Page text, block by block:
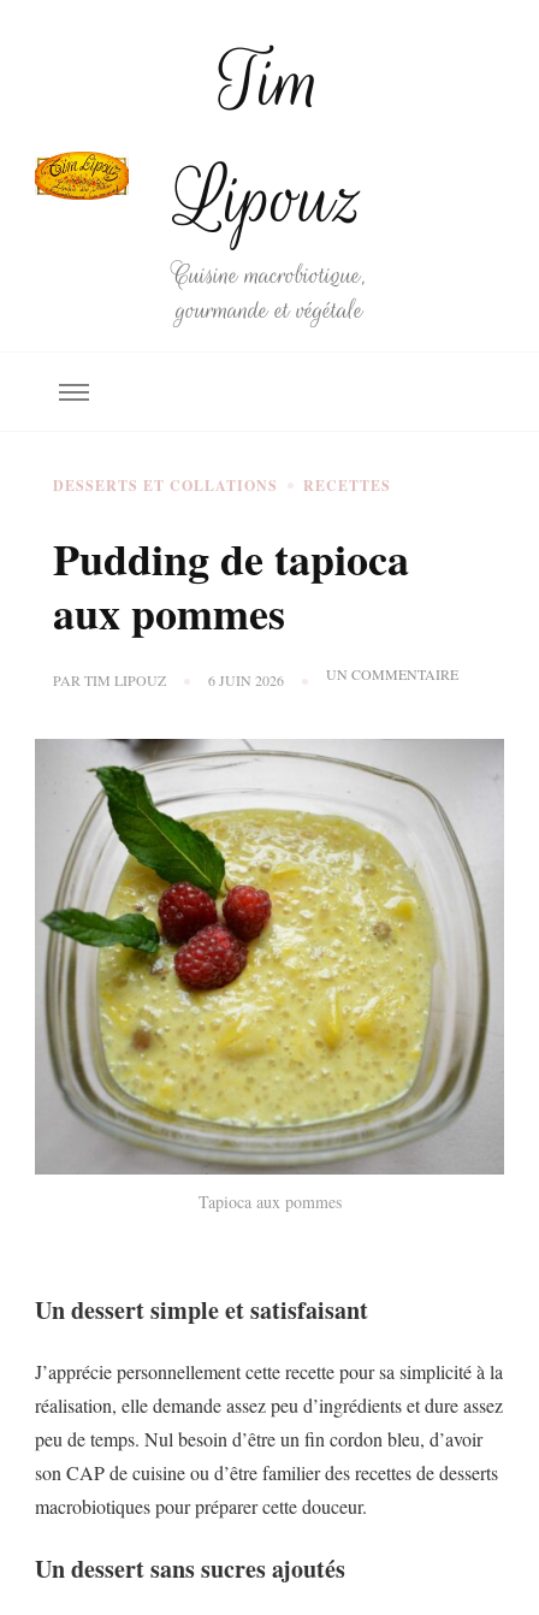
Tim
Lipouz
Cuisine macrobiotique,
gourmande et végétale
DESSERTS ET COLLATIONS RECETTES
Pudding de tapioca
aux pommes
PAR TIM LIPOUZ 6 JUIN 2026 UN COMMENTAIRESUR
Tapioca aux pommes
Un dessert simple et satisfaisant
J’apprécie personnellement cette recette pour sa simplicité à la
réalisation, elle demande assez peu d’ingrédients et dure assez
peu de temps. Nul besoin d’être un fin cordon bleu, d’avoir
son CAP de cuisine ou d’être familier des recettes de desserts
macrobiotiques pour préparer cette douceur.
Un dessert sans sucres ajoutés